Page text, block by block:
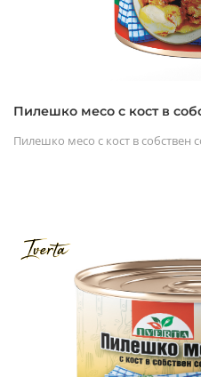
Пилешко месо с кост в
Пилешко месо с кост в собствен